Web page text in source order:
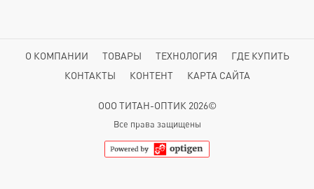
О КОМПАНИИ ТОВАРЫ ТЕХНОЛОГИЯ
ГДЕ КУПИТЬ
КОНТАКТЫ
КОНТЕНТ КАРТА САЙТА
ООО ТИТАН-ОПТИК 2026©
Все права защищены